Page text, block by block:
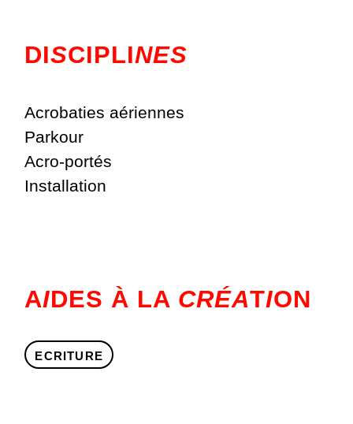
DISCIPLINES
Acrobaties aériennes
Parkour
Acro-portés
Installation
AIDES À LA CRÉATION
ECRITURE